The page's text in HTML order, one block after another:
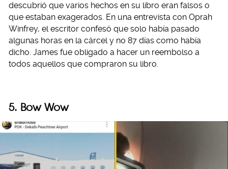
descubrió que varios hechos en su libro eran falsos o
que estaban exagerados. En una entrevista con Oprah
Winfrey, el escritor confesó que solo había pasado
algunas horas en la cárcel y no 87 días como había
dicho. James fue obligado a hacer un reembolso a
todos aquellos que compraron su libro.
5. Bow Wow